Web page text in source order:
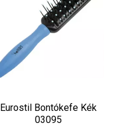
Eurostil Bontókefe Kék
03095